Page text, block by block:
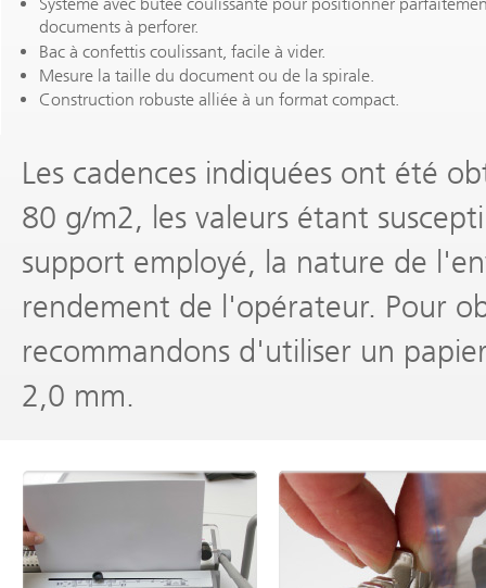
documents à perforer.
Bac à confettis coulissant, facile à vider.
Mesure la taille du document ou de la spirale.
Construction robuste alliée à un format compact.
Les cadences indiquées ont été
80 g/m2, les valeurs étant
support employé, la nature de
rendement de l'opérateur. Pour
recommandons d'utiliser un
2,0 mm.